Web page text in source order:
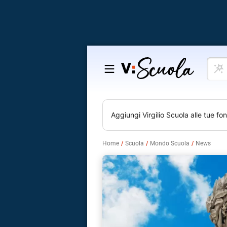
Salta
contenuto
Cosa
vuoi
Aggiungi Virgilio Scuola alle tue
Home Scuola Mondo Scuola News